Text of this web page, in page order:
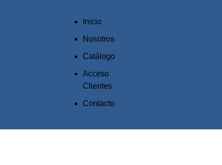
Inicio
Nosotros
Catálogo
Acceso
Clientes
Contacto